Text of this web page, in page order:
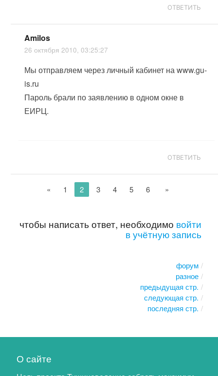
ОТВЕТИТЬ
Amilos
26 октября 2010, 03:25:27
Мы отправляем через личный кабинет на www.gu-
is.ru
Пароль брали по заявлению в одном окне в
ЕИРЦ.
ОТВЕТИТЬ
« 1 2 3 4 5 6 »
чтобы написать ответ, необходимо войти
в учётную запись
форум
разное
предыдущая стр.
следующая стр.
последняя стр.
О сайте